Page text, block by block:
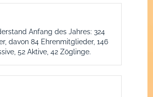
Anfang des Jahres: 324
davon 84 Ehrenmitglieder, 146
52 Aktive, 42 Zöglinge.